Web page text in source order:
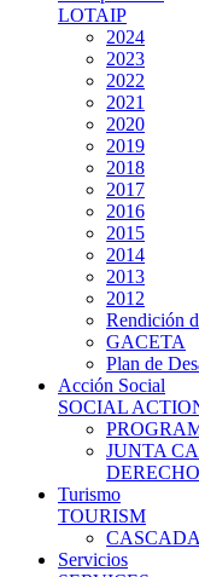
LOTAIP
2024
2023
2022
2021
2020
2019
2018
2017
2016
2015
2014
2013
2012
Rendición
GACETA
Plan de
Acción Social
SOCIAL
JUNTA
Turismo
TOURISM
Servicios